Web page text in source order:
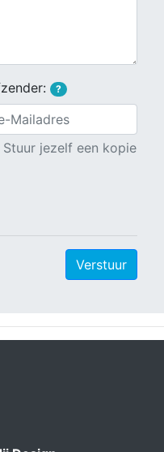
?
Stuur jezelf een kopie
Verstuur